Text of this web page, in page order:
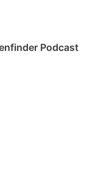
Podcast